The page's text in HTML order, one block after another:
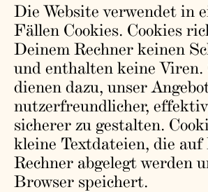
Die Website verwendet in
Fällen Cookies. Cookies
Deinem Rechner keinen
und enthalten keine Viren.
dienen dazu, unser
nutzerfreundlicher,
sicherer zu gestalten.
kleine Textdateien, die auf
Rechner abgelegt werden
Browser speichert.